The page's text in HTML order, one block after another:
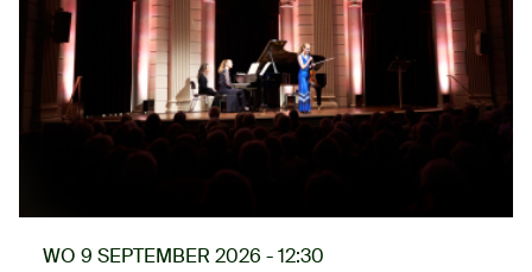
WO 9 SEPTEMBER 2026 - 12:30